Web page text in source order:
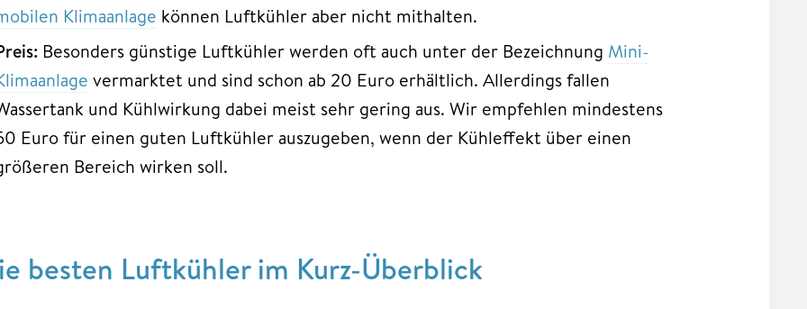
Klimaanlage können Luftkühler aber nicht mithalten.
Besonders günstige Luftkühler werden oft auch unter der Bezeichnung Mini-
vermarktet und sind schon ab 20 Euro erhältlich. Allerdings fallen
und Kühlwirkung dabei meist sehr gering aus. Wir empfehlen mindestens
Euro für einen guten Luftkühler auszugeben, wenn der Kühleffekt über einen
Bereich wirken soll.
besten Luftkühler im Kurz-Überblick